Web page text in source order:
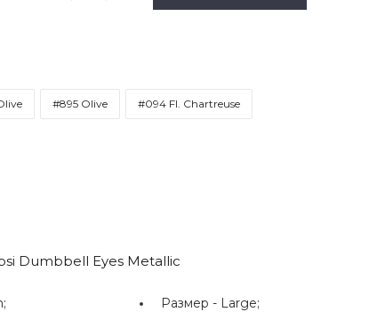
#895 Olive #094 Fl. Chartreuse
Dumbbell Eyes Metallic
Размер - Large;